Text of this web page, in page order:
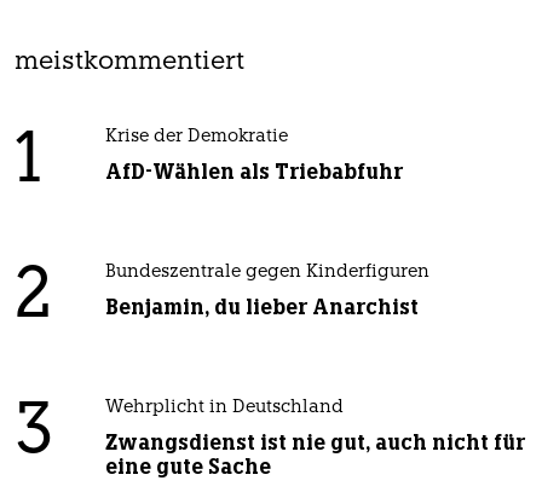
meistkommentiert
1 Krise der Demokratie
AfD-Wählen als Triebabfuhr
2 Bundeszentrale gegen Kinderfiguren
Benjamin, du lieber Anarchist
3 Wehrplicht in Deutschland
Zwangsdienst ist nie gut, auch nicht für
eine gute Sache